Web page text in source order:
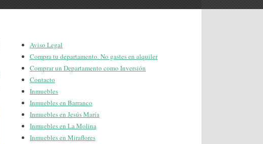
Aviso Legal
Compra tu departamento. No gastes en alquiler
Comprar un Departamento como Inversión
Contacto
Inmuebles
Inmuebles en Barranco
Inmuebles en Jesús María
Inmuebles en La Molina
Inmuebles en Miraflores